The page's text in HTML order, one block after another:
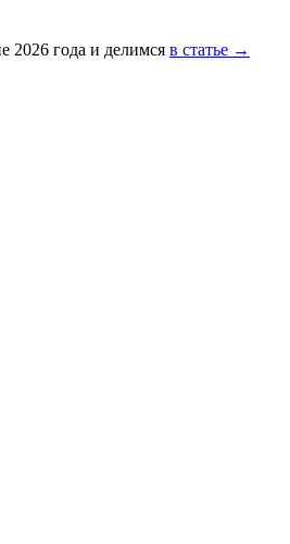
2026 года и делимся в статье →